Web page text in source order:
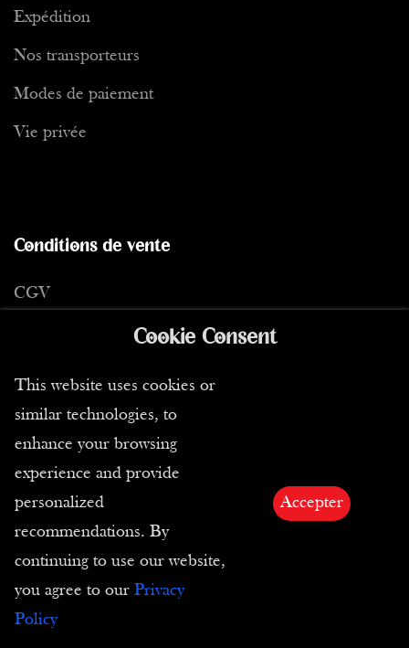
Expédition
Nos transporteurs
Modes de paiement
Vie privée
Conditions de vente
CGV
Droit des images et des textes
Abonnez-vous à notre Newsletter pour être
informé de nos nouveautés
Cookie Consent
This website uses cookies or
similar technologies, to
enhance your browsing
experience and provide
personalized
recommendations. By
continuing to use our website,
you agree to our Privacy
Policy
Accepter